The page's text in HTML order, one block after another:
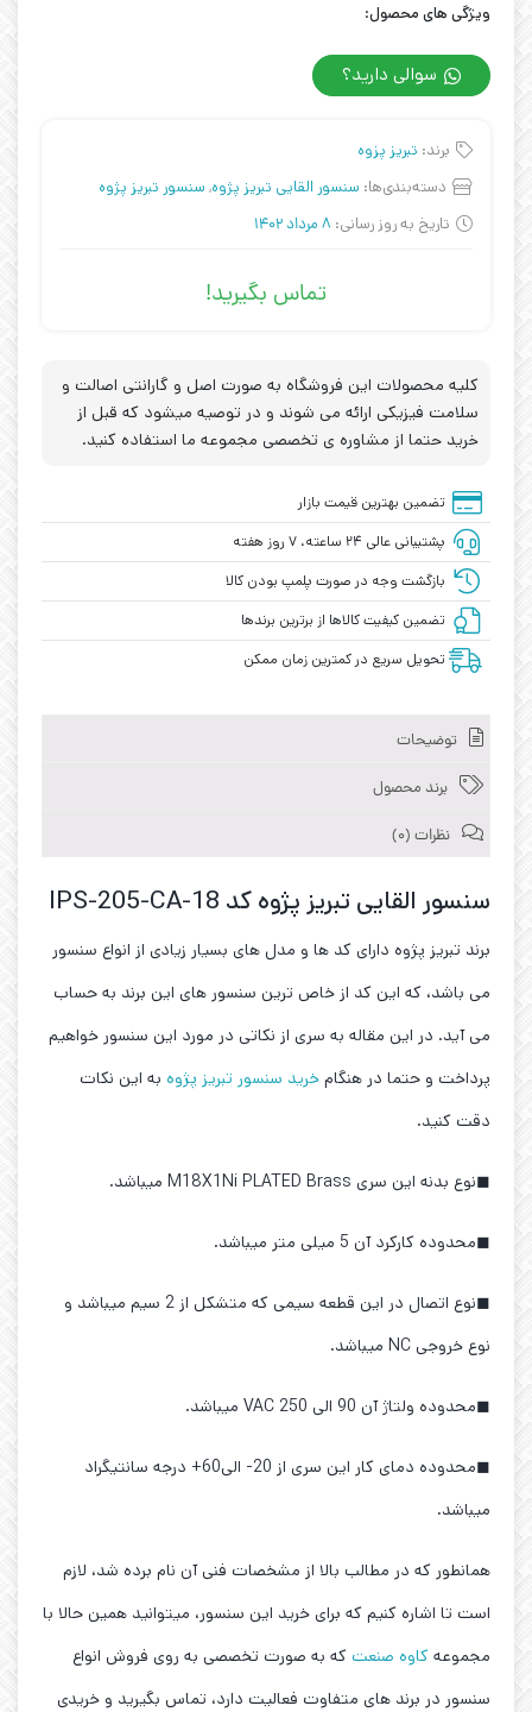
ویژگی های محصول:
سوالی دارید؟
برند: تبریز پزوه
دسته‌بندی‌ها: سنسور القایی تبریز پژوه, سنسور تبریز پژوه
تاریخ به روز رسانی: 8 مرداد 1402
تماس بگیرید!
کلیه محصولات این فروشگاه به صورت اصل و گارانتی اصالت و
سلامت فیزیکی ارائه می شوند و در توصیه میشود که قبل از
خرید حتما از مشاوره ی تخصصی مجموعه ما استفاده کنید.
تضمین بهترین قیمت بازار
پشتیبانی عالی ۲۴ ساعته، ۷ روز هفته
بازگشت وجه در صورت پلمپ بودن کالا
تضمین کیفیت کالاها از برترین برندها
تحویل سریع در کمترین زمان ممکن
توضیحات
برند محصول
نظرات (0)
سنسور القایی تبریز پژوه کد IPS-205-CA-18
برند تبریز پژوه دارای کد ها و مدل های بسیار زیادی از انواع سنسور
می باشد، که این کد از خاص ترین سنسور های این برند به حساب
می آید. در این مقاله به سری از نکاتی در مورد این سنسور خواهیم
پرداخت و حتما در هنگام خرید سنسور تبریز پژوه به این نکات
دقت کنید.
◼نوع بدنه این سری M18X1Ni PLATED Brass میباشد.
◼محدوده کارکرد آن 5 میلی متر میباشد.
◼نوع اتصال در این قطعه سیمی که متشکل از 2 سیم میباشد و
نوع خروجی NC میباشد.
◼محدوده ولتاژ آن 90 الی 250 VAC میباشد.
◼محدوده دمای کار این سری از 20- الی60+ درجه سانتیگراد
میباشد.
همانطور که در مطالب بالا از مشخصات فنی آن نام برده شد، لازم
است تا اشاره کنیم که برای خرید این سنسور، میتوانید همین حالا با
مجموعه کاوه صنعت که به صورت تخصصی به روی فروش انواع
سنسور در برند های متفاوت فعالیت دارد، تماس بگیرید و خریدی